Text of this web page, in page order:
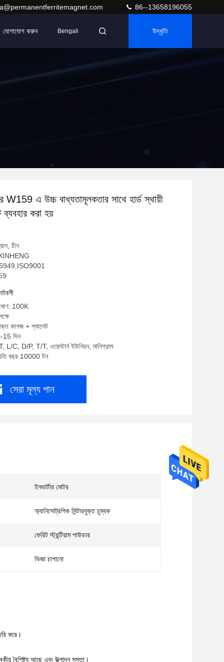
86--13658196055
যোগাযোগ করুন Bengali উদ্ধৃতি
W159 এ উচ্চ বাধ্যতামূলকতার সাথে হার্ড স্থায়ী
করা হয়
চীন
XINHENG
100K
কাগজ + প্যালেট
15 দিন
L/C, D/P, T/T, ওয়েস্টার্ন ইউনিয়ন, মানিগ্রাম
বছর 10000 টন
সেরা মূল্য পান
ইনভার্টার মোটর
অ্যানিসোট্রপিক সিন্টারযুক্ত চুম্বক
ফেরিট স্ট্রন্টিয়াম পাউডার
ভিজা চাপানো
করে।
বৈশিষ্ট্য আছে এবং উত্পাদন সস্তা।